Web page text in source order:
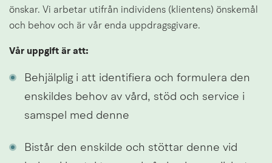
önskar. Vi arbetar utifrån individens (klientens) önskemål
och behov och är vår enda uppdragsgivare.
Vår uppgift är att:
Behjälplig i att identifiera och formulera den
enskildes behov av vård, stöd och service i
samspel med denne
Bistår den enskilde och stöttar denne vid